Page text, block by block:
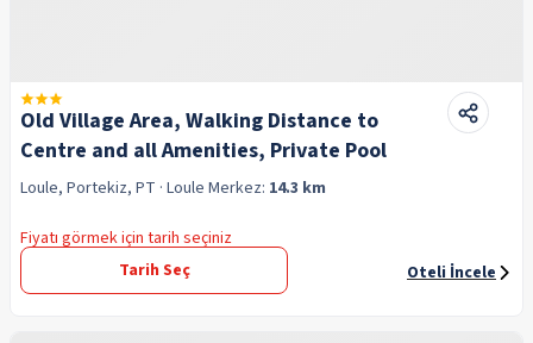
Old Village Area, Walking Distance to
Centre and all Amenities, Private Pool
Loule, Portekiz, PT · Loule Merkez: 14.3 km
Fiyatı görmek için tarih seçiniz
Tarih Seç
Oteli İncele